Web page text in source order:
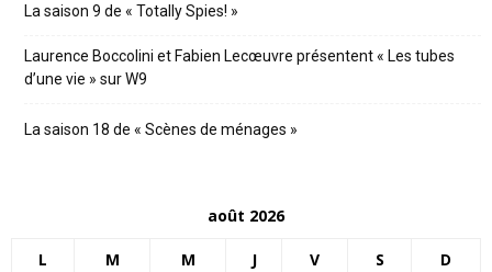
La saison 9 de « Totally Spies! »
Laurence Boccolini et Fabien Lecœuvre présentent « Les tubes
d’une vie » sur W9
La saison 18 de « Scènes de ménages »
août 2026
L M M J V S D